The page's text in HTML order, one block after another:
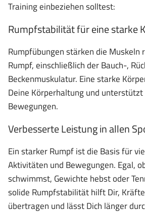
Training einbeziehen solltest:
Rumpfstabilität für eine starke
Rumpfübungen stärken die Muskeln
Rumpf, einschließlich der Bauch-,
Beckenmuskulatur. Eine starke
Deine Körperhaltung und
Bewegungen.
Verbesserte Leistung in allen
Ein starker Rumpf ist die Basis für
Aktivitäten und Bewegungen. Egal,
schwimmst, Gewichte hebst oder
solide Rumpfstabilität hilft Dir,
übertragen und lässt Dich länger